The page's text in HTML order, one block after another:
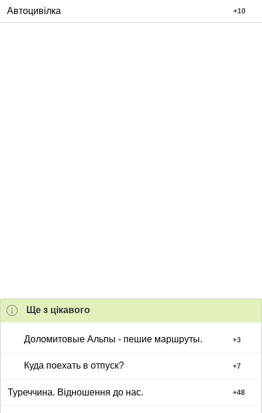
Автоцивілка +10
Ще з цiкавого
Доломитовые Альпы - пешие маршруты. +3
Куда поехать в отпуск? +7
Туреччина. Відношення до нас. +48